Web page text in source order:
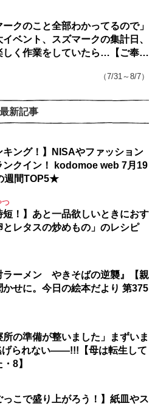
ークのこと全部わかってるので」
イベント、スズマークの集計日、
しく作業をしていたら…【ご奉仕
（7/31～8/7）
最新記事
キング！】NISAやファッション
ンクイン！ kodomoe web 7月19
週間TOP5★
つ
短！】あと一品欲しいときにおす
とレタスの炒めもの」のレシピ
ラーメン やきそばの逆襲』【親
かせに。今日の絵本だより 第375
所の準備が整いました」まずいま
げられない――!!!【母は転生して
8】
っこで盛り上がろう！】紙皿やス